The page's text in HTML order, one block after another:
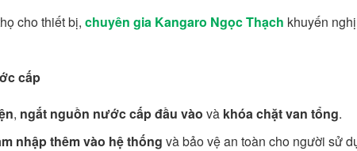
cho thiết bị, chuyên gia Kangaro Ngọc Thạch khuyến
cấp
, ngắt nguồn nước cấp đầu vào và khóa chặt van tổng.
nhập thêm vào hệ thống và bảo vệ an toàn cho người sử